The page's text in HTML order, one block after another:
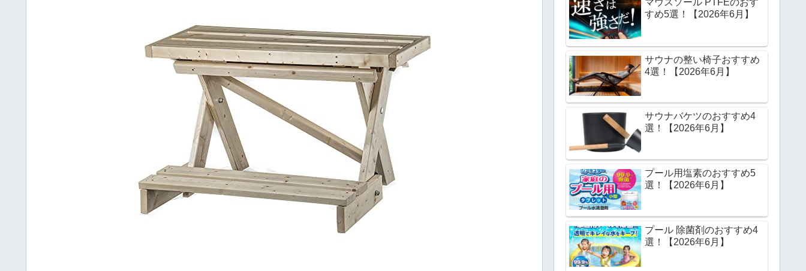
マウスソール PTFEのおす
すめ5選！【2026年6月】
サウナの整い椅子おすすめ
4選！【2026年6月】
サウナバケツのおすすめ4
選！【2026年6月】
プール用塩素のおすすめ5
選！【2026年6月】
プール 除菌剤のおすすめ4
選！【2026年6月】